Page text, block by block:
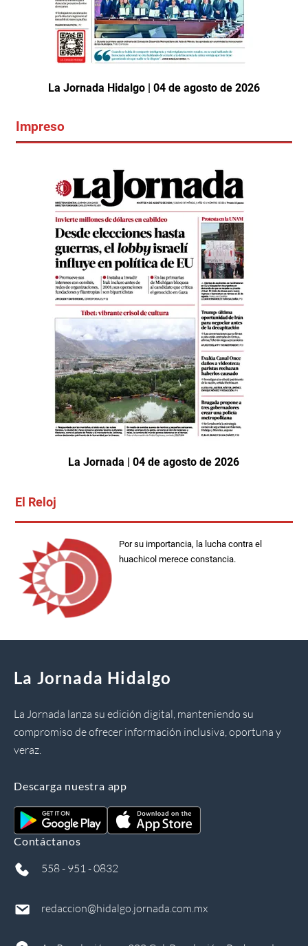
La Jornada Hidalgo | 04 de agosto de 2026
Impreso
La Jornada | 04 de agosto de 2026
El Reloj
Por su importancia, la lucha contra el
huachicol merece constancia.
La Jornada Hidalgo
La Jornada lanza su edición digital, manteniendo su
compromiso de ofrecer información inclusiva, oportuna y
veraz.
Descarga nuestra app
Contáctanos
558 - 951 - 0832
redaccion@hidalgo.jornada.com.mx